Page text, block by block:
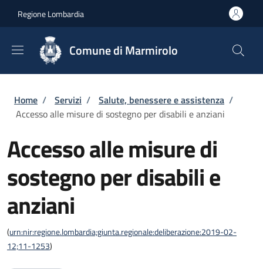
Regione Lombardia
Comune di Marmirolo
Briciole di pane
Home / Servizi / Salute, benessere e assistenza /
Accesso alle misure di sostegno per disabili e anziani
Accesso alle misure di
sostegno per disabili e
anziani
(urn:nir:regione.lombardia;giunta.regionale:deliberazione:2019-02-
12;11-1253)